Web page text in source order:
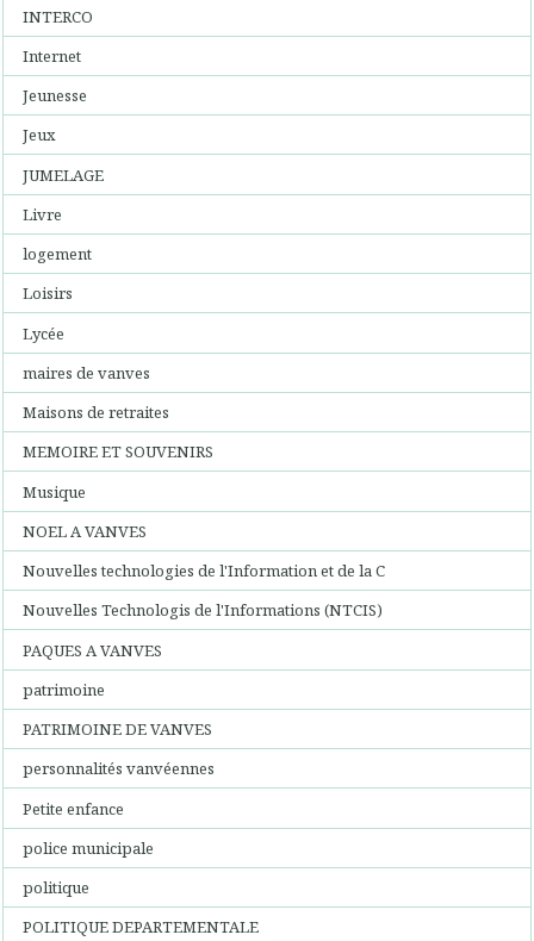
INTERCO
Internet
Jeunesse
Jeux
JUMELAGE
Livre
logement
Loisirs
Lycée
maires de vanves
Maisons de retraites
MEMOIRE ET SOUVENIRS
Musique
NOEL A VANVES
Nouvelles technologies de l'Information et de la C
Nouvelles Technologis de l'Informations (NTCIS)
PAQUES A VANVES
patrimoine
PATRIMOINE DE VANVES
personnalités vanvéennes
Petite enfance
police municipale
politique
POLITIQUE DEPARTEMENTALE